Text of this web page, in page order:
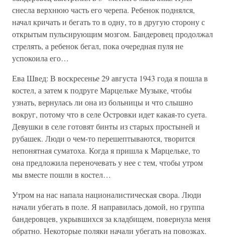
снесла верхнюю часть его черепа. Ребенок поднялся,
начал кричать и бегать то в одну, то в другую сторону с
открытым пульсирующим мозгом. Бандеровец продолжал
стрелять, а ребенок бегал, пока очередная пуля не
успокоила его…
Ева Швед: В воскресенье 29 августа 1943 года я пошла в
костел, а затем к подруге Марцельке Музыке, чтобы
узнать, вернулась ли она из больницы и что слышно
вокруг, потому что в селе Островки идет какая-то суета.
Девушки в селе готовят бинты из старых простыней и
рубашек. Люди о чем-то перешептываются, творится
непонятная суматоха. Когда я пришла к Марцельке, то
она предложила переночевать у нее с тем, чтобы утром
мы вместе пошли в костел…
Утром на нас напала националистическая свора. Люди
начали убегать в поле. Я направилась домой, но группа
бандеровцев, укрывшихся за кладбищем, повернула меня
обратно. Некоторые поляки начали убегать на повозках.